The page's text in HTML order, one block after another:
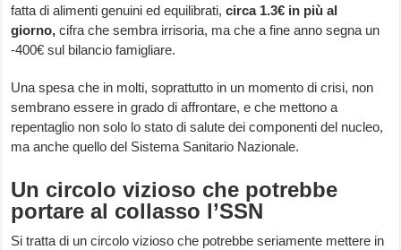
fatta di alimenti genuini ed equilibrati,circa 1.3€ in più al
giorno,cifra che sembra irrisoria, ma che a fine anno segna un
-400€ sul bilancio famigliare.
Una spesa che in molti, soprattutto in un momento di crisi, non
sembrano essere in grado di affrontare, e che mettono a
repentaglio non solo lo stato di salute dei componenti del nucleo,
ma anche quello del Sistema Sanitario Nazionale.
Un circolo vizioso che potrebbe
portare al collasso l’SSN
Si tratta di un circolo vizioso che potrebbe seriamente mettere in